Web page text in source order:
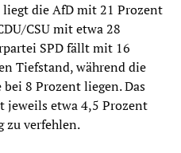
die AfD mit 21 Prozent
CSU mit etwa 28
SPD fällt mit 16
Tiefstand, während die
8 Prozent liegen. Das
jeweils etwa 4,5 Prozent
zu verfehlen.